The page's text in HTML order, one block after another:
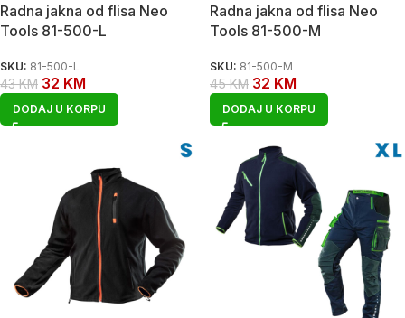
Radna jakna od flisa Neo
Tools 81-500-L
SKU: 81-500-L
43KM 32 KM
DODAJ U KORPU
Radna jakna od flisa Neo
Tools 81-500-M
SKU: 81-500-M
45KM 32 KM
DODAJ U KORPU